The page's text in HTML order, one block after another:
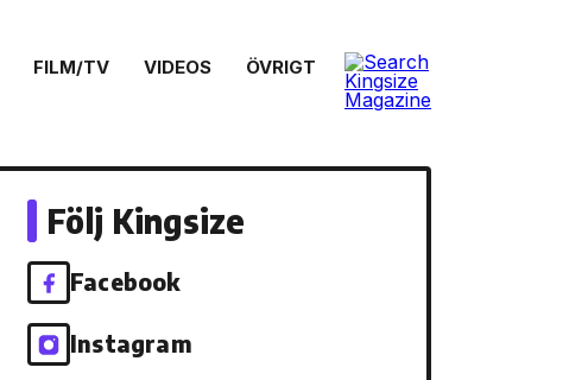
FILM/TV VIDEOS ÖVRIGT
Följ Kingsize
Facebook
Instagram